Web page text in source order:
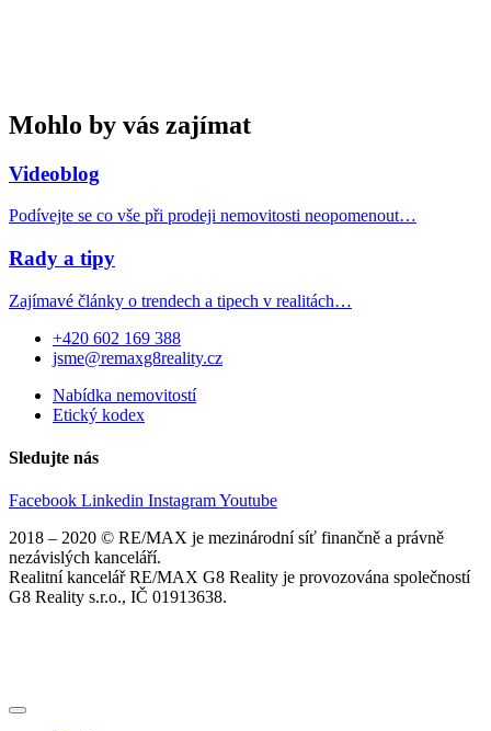
Mohlo by vás zajímat
Videoblog
Podívejte se co vše při prodeji nemovitosti neopomenout…
Rady a tipy
Zajímavé články o trendech a tipech v realitách…
+420 602 169 388
jsme@remaxg8reality.cz
Nabídka nemovitostí
Etický kodex
Sledujte nás
Facebook Linkedin InstagramYoutube
2018 – 2020 © RE/MAX je mezinárodní síť finančně a právně
nezávislých kanceláří.
Realitní kancelář RE/MAX G8 Reality je provozována společností
G8 Reality s.r.o., IČ 01913638.